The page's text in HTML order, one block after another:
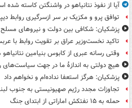
آیا از نفوذ نتانیاهو در واشنگتن کاسته شده
توافق پرو و مکزیک بر سر ازسرگیری روابط
پزشکیان: شکافی بین دولت و نیروهای
تاکید نخست‌وزیر عراق بر تقویت روابط با
وقتی رسانه عبری از کابوس بنیامین
هیچ دولتی به اندازۀ ما در جهت سیاست‌های
پزشکیان: هرگز استعفا نداده‌ام و نخواهم داد
تجاوزات مجدد رژیم صهیونیستی به جنوب
حمله به ۱۵ نفتکش‌ اماراتی از ابتدای جنگ